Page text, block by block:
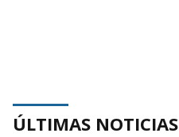
ÚLTIMAS NOTICIAS